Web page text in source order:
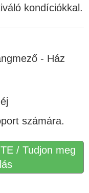
kondíciókkal.
- Ház
számára.
/ Tudjon meg